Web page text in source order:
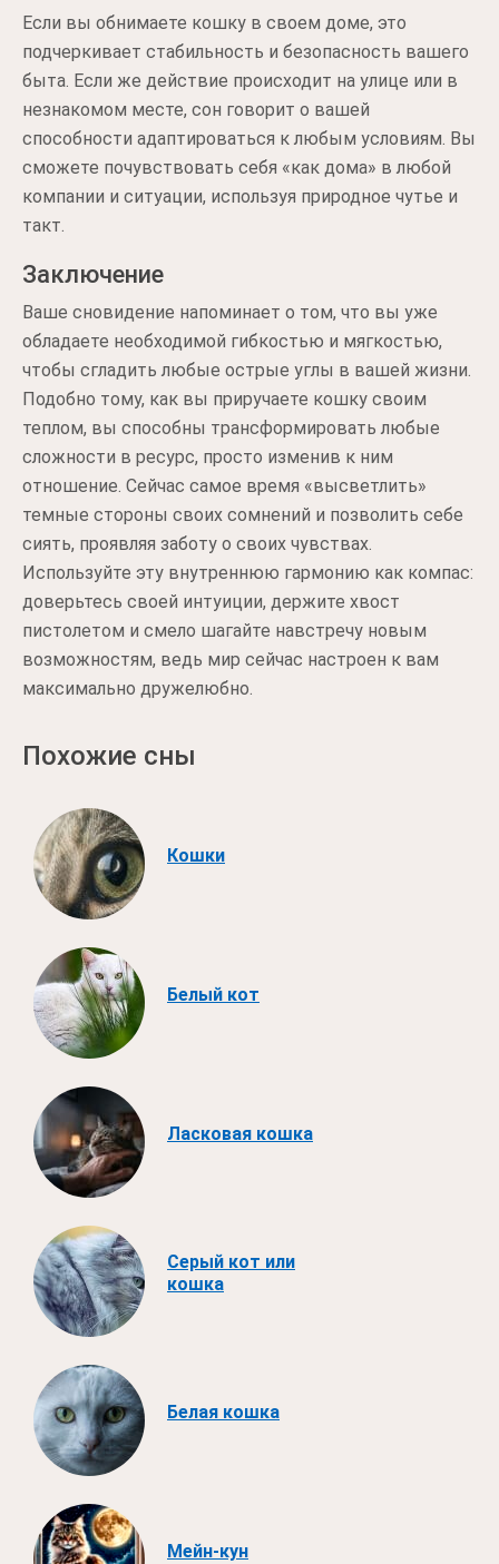
Если вы обнимаете кошку в своем доме, это
подчеркивает стабильность и безопасность вашего
быта. Если же действие происходит на улице или в
незнакомом месте, сон говорит о вашей
способности адаптироваться к любым условиям. Вы
сможете почувствовать себя «как дома» в любой
компании и ситуации, используя природное чутье и
такт.
Заключение
Ваше сновидение напоминает о том, что вы уже
обладаете необходимой гибкостью и мягкостью,
чтобы сгладить любые острые углы в вашей жизни.
Подобно тому, как вы приручаете кошку своим
теплом, вы способны трансформировать любые
сложности в ресурс, просто изменив к ним
отношение. Сейчас самое время «высветлить»
темные стороны своих сомнений и позволить себе
сиять, проявляя заботу о своих чувствах.
Используйте эту внутреннюю гармонию как компас:
доверьтесь своей интуиции, держите хвост
пистолетом и смело шагайте навстречу новым
возможностям, ведь мир сейчас настроен к вам
максимально дружелюбно.
Похожие сны
Кошки
Белый кот
Ласковая кошка
Серый кот или
кошка
Белая кошка
Мейн-кун